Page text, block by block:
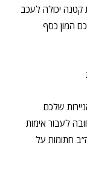
קטנה יכולה לעכב
המון כסף
שלכם
לעבור אימות
חתומות על